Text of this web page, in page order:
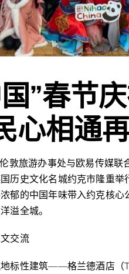
”春节
心相通
敦旅游办事处与欧易传媒联
历史文化名城约克市隆重
郁的中国年味带入约克核
溢全城。
交流
标性建筑——格兰德酒店（